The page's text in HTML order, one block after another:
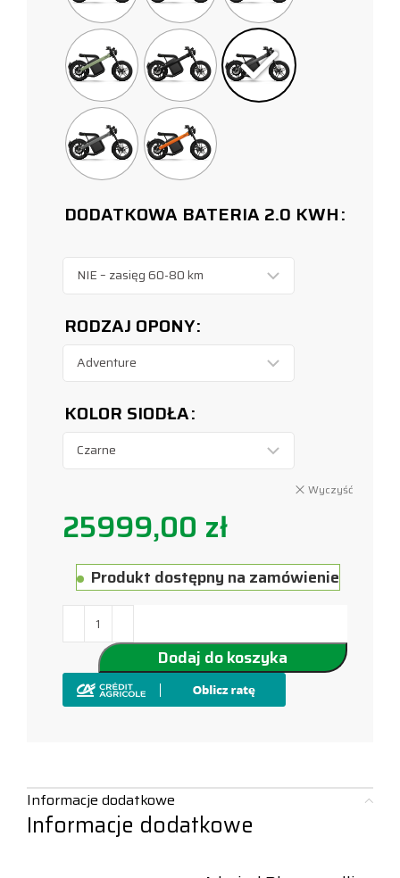
DODATKOWA BATERIA 2.0 KWH
RODZAJ OPONY
KOLOR SIODŁA
Wyczyść
25999,00 zł
Produkt dostępny na zamówienie
Dodaj do koszyka
Informacje dodatkowe
Informacje dodatkowe